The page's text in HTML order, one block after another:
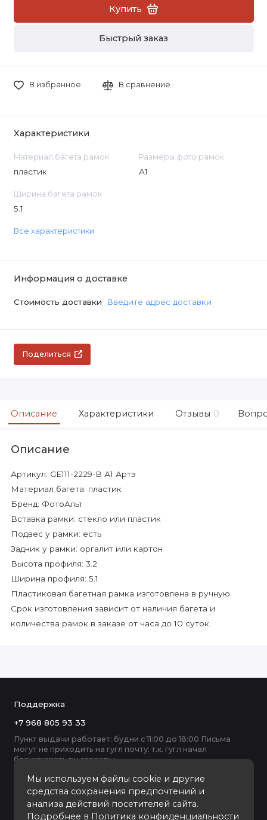
Купить
Быстрый заказ
В избранное В сравнение
Характеристики
Материал багета рамок
пластик
Размеры фото рамок
А1
Ширина багета рамок
5.1
Все характеристики
Информация о доставке
Стоимость доставки Введите адрес доставки
Поделиться
Описание Характеристики Отзывы 0
Описание
Артикул: GE111-2229-B А1 Артэ
Материал багета: пластик
Бренд: ФотоАльт
Вставка рамки: стекло или пластик
Подвес у рамки: есть
Задник у рамки: оргалит или картон
Высота профиля: 3.2
Ширина профиля: 5.1
Пластиковая багетная рамка изготовлена в ручную.
Срок изготовления зависит от наличия багета и
количества рамок в заказе от часа до 10 суток.
Мы используем файлы cookie и другие
средства сохранения предпочтений и
анализа действий посетителей сайта.
Подробнее в Политика конфиденциальности
Поддержка
+7 968 805 93 33
Пункт выдачи работает: будни с 11:00 до 18:00 Письма
могут не приходить на гугл почту: т.к. гугл начал
блокировать ру серверы